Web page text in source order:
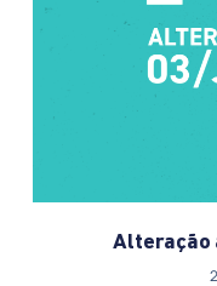
Alteração